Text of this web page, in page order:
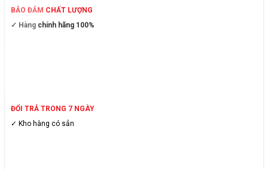
BẢO ĐẢM CHẤT LƯỢNG
✓ Hàng chính hãng 100%
ĐỔI TRẢ TRONG 7 NGÀY
✓ Kho hàng có sẳn